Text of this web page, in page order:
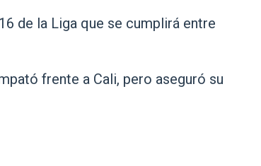
de la Liga que se cumplirá entre
frente a Cali, pero aseguró su